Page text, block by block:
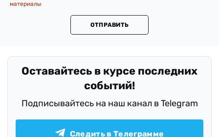
материалы
ОТПРАВИТЬ
.
Оставайтесь в курсе последних
событий!
Подписывайтесь на наш канал в Telegram